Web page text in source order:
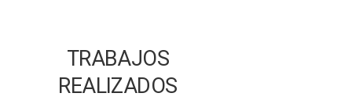
TRABAJOS
REALIZADOS